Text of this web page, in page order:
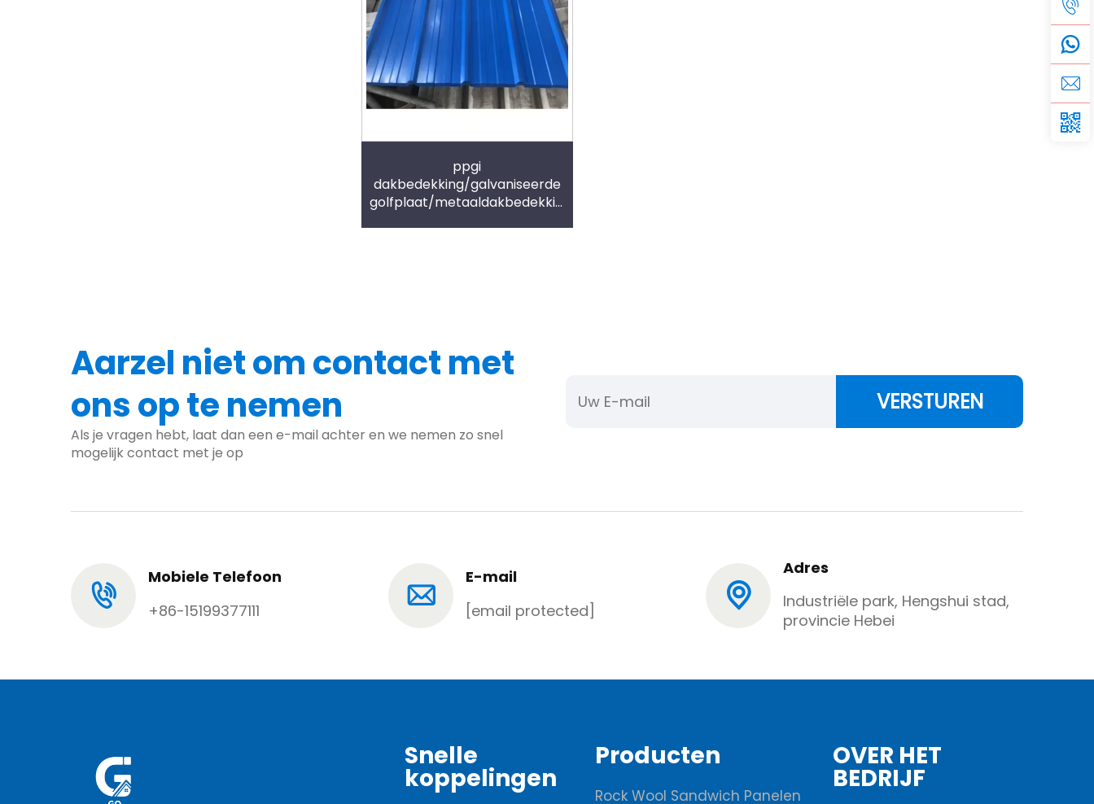
ppgi
dakbedekking/galvaniseerde
golfplaat/metaaldakbedekking
Aarzel niet om contact met
ons op te nemen
Als je vragen hebt, laat dan een e-mail achter en we nemen zo snel
mogelijk contact met je op
VERSTUREN
Mobiele Telefoon
+86-15199377111
E-mail
[email protected]
Adres
Industriële park, Hengshui stad,
provincie Hebei
Snelle
koppelingen
Producten
Rock Wool Sandwich Panelen
OVER HET
BEDRIJF